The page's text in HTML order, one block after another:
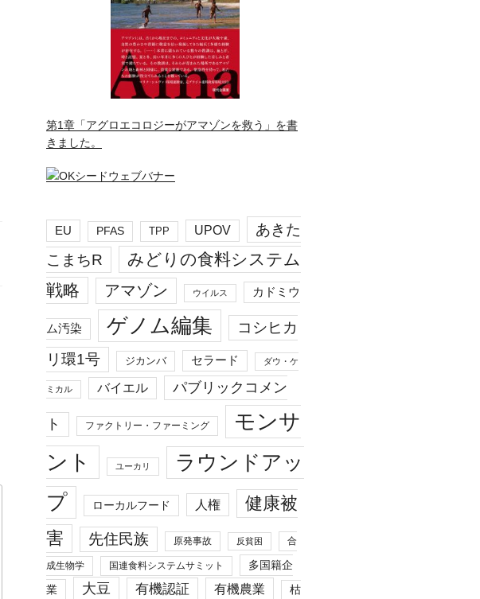
第1章「アグロエコロジーがアマゾンを救う」を書
きました。
EU PFAS TPP UPOV
あきた
こまちR
みどりの食料システム
戦略
アマゾン ウイルス カドミウ
ム汚染 ゲノム編集
コシヒカ
リ環1号
ジカンバ セラード ダウ・ケ
ミカル バイエル パブリックコメン
ト ファクトリー・ファーミング
モンサ
ント
ユーカリ
ラウンドアッ
プ
ローカルフード 人権
健康被
害
先住民族 原発事故 反貧困 合
成生物学 国連食料システムサミット
多国籍企
業
大豆 有機認証 有機農業 枯